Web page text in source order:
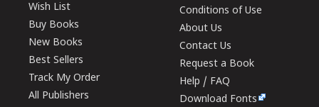
Wish List
Buy Books
New Books
Best Sellers
Track My Order
All Publishers
Conditions of Use
About Us
Contact Us
Request a Book
Help / FAQ
Download Fonts